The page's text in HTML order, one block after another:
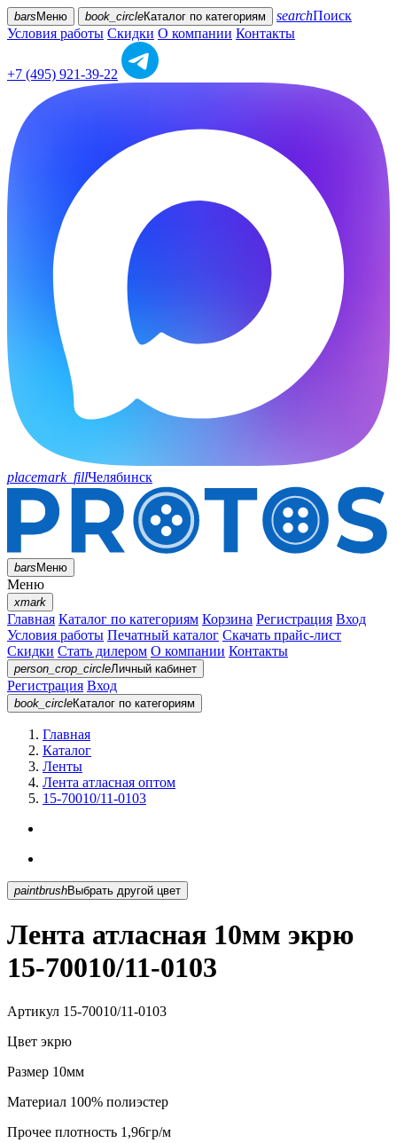
bars Меню book_circleКаталог по категориям searchПоиск
Условия работы Скидки О компании Контакты
+7 (495) 921-39-22
placemark_fillЧелябинск
barsМеню
Меню
xmark
Главная Каталог по категориям Корзина Регистрация Вход
Условия работы Печатный каталог Скачать прайс-лист
Скидки Стать дилером О компании Контакты
person_crop_circleЛичный кабинет
Регистрация Вход
book_circleКаталог по категориям
Главная
Каталог
Ленты
Лента атласная оптом
15-70010/11-0103
paintbrush Выбрать другой цвет
Лента атласная 10мм экрю
15-70010/11-0103
Артикул 15-70010/11-0103
Цвет экрю
Размер 10мм
Материал 100% полиэстер
Прочее плотность 1,96гр/м